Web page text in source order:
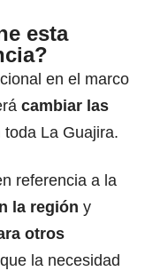
esta
en el marco
cambiar las
toda La Guajira.
referencia a la
la región y
otros
la necesidad